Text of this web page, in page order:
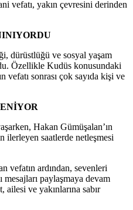
vefatı, yakın çevresini derinden
dürüstlüğü ve sosyal yaşam
Özellikle Kudüs konusundaki
vefatı sonrası çok sayıda kişi ve
Hakan Gümüşalan’ın
ilerleyen saatlerde netleşmesi
vefatın ardından, sevenleri
mesajları paylaşmaya devam
ve yakınlarına sabır